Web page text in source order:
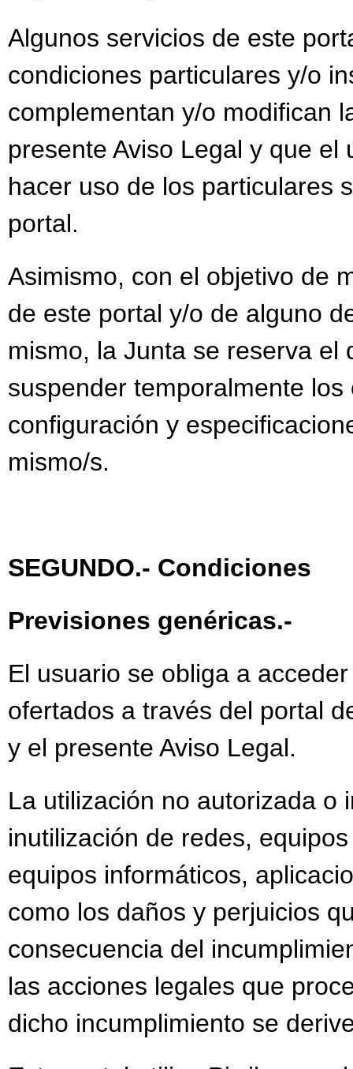
Algunos servicios de este
condiciones particulares y/o
complementan y/o modifican
presente Aviso Legal y que
hacer uso de los particulares
portal.
Asimismo, con el objetivo de
de este portal y/o de alguno
mismo, la Junta se reserva el
suspender temporalmente
configuración y
mismo/s.
SEGUNDO.- Condiciones
Previsiones genéricas.-
El usuario se obliga a
ofertados a través del portal
y el presente Aviso Legal.
La utilización no autorizada o
inutilización de redes,
equipos informáticos,
como los daños y perjuicios
consecuencia del
las acciones legales que
dicho incumplimiento se